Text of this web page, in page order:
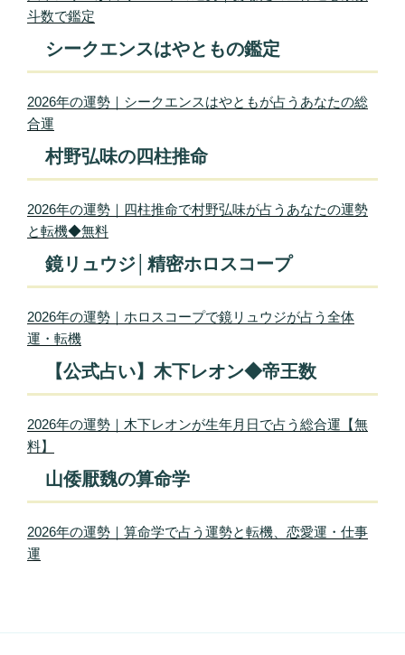
斗数で鑑定
シークエンスはやともの鑑定
2026年の運勢｜シークエンスはやともが占うあなたの総
合運
村野弘味の四柱推命
2026年の運勢｜四柱推命で村野弘味が占うあなたの運勢
と転機◆無料
鏡リュウジ│精密ホロスコープ
2026年の運勢｜ホロスコープで鏡リュウジが占う全体
運・転機
【公式占い】木下レオン◆帝王数
2026年の運勢｜木下レオンが生年月日で占う総合運【無
料】
山倭厭魏の算命学
2026年の運勢｜算命学で占う運勢と転機、恋愛運・仕事
運